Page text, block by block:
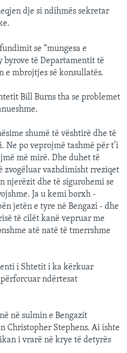
dje si ndihmës sekretar
se “mungesa e
byrove të Departamentit të
e mbrojtjes së konsullatës.
Bill Burns tha se problemet
shumë të vështirë dhe të
Ne po veprojmë tashmë për t’i
më mirë. Dhe duhet të
zvogëluar vazhdimisht rreziqet
njerëzit dhe të sigurohemi se
Ja u kemi borxh -
jetën e tyre në Bengazi - dhe
të cilët kanë vepruar me
atë natë të tmerrshme
i Shtetit i ka kërkuar
ndërtesat
në sulmin e Bengazit
Christopher Stephens. Ai ishte
i vrarë në krye të detyrës